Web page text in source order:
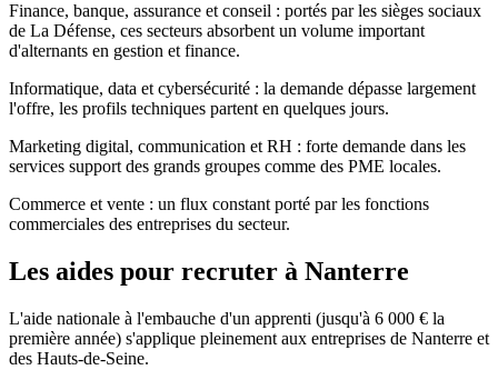
Finance, banque, assurance et conseil : portés par les sièges sociaux
de La Défense, ces secteurs absorbent un volume important
d'alternants en gestion et finance.
Informatique, data et cybersécurité : la demande dépasse largement
l'offre, les profils techniques partent en quelques jours.
Marketing digital, communication et RH : forte demande dans les
services support des grands groupes comme des PME locales.
Commerce et vente : un flux constant porté par les fonctions
commerciales des entreprises du secteur.
Les aides pour recruter à Nanterre
L'aide nationale à l'embauche d'un apprenti (jusqu'à 6 000 € la
première année) s'applique pleinement aux entreprises de Nanterre et
des Hauts-de-Seine.